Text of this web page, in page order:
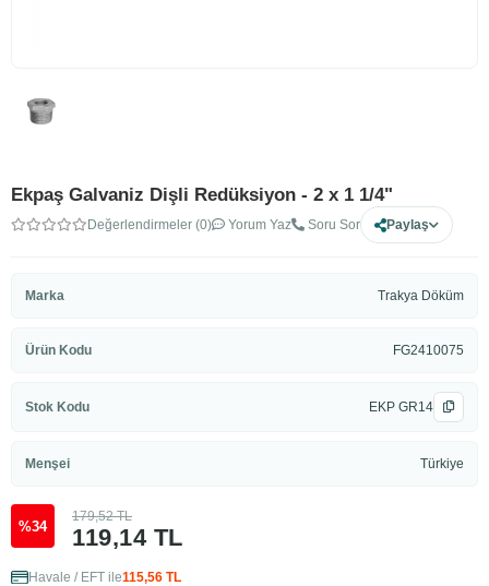
Ekpaş Galvaniz Dişli Redüksiyon - 2 x 1 1/4"
Değerlendirmeler (0) Yorum Yaz Soru Sor Paylaş
Marka Trakya Döküm
Ürün Kodu FG2410075
Stok Kodu EKP GR14
Menşei Türkiye
%34 119,14 TL
179,52 TL
Havale / EFT ile115,56 TL